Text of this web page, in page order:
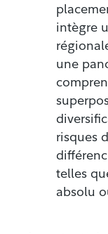
intègre
une
risques
telles
absolu